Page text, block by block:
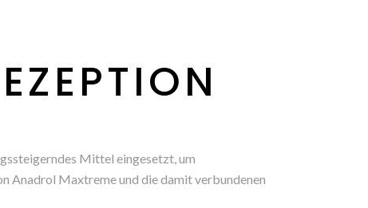
Mittel eingesetzt, um
Anadrol Maxtreme und die damit verbundenen